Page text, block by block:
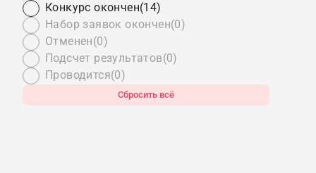
Конкурс окончен(14)
Набор заявок окончен(0)
Отменен(0)
Подсчет результатов(0)
Проводится(0)
Сбросить всё